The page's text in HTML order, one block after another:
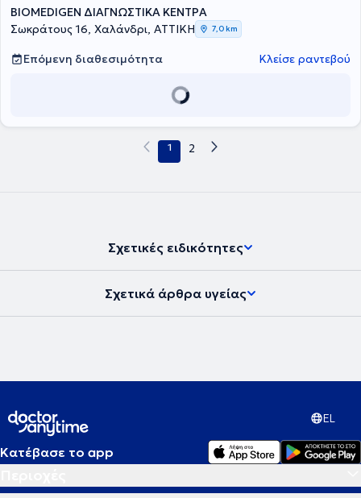
(Παθολογία 2015-2018, Αιματολογία 2019-2023), και
μετεκπαιδευθείς στο μεταπτυχιακό πρόγραμμα σπουδών
"Θρόμβωση - Αιμορραγία - Ιατρική των Μεταγγίσεων. Παρέχει
προσπέλασης, αντιμετώπισης και παρακολούθησης αναιμίας,
και κακόηθων αιματολογικών νοσημάτων αλλά και διαταραχών
αιμόστασης, τόσο σε εργαστηριακό όσο και σε κλινικό επίπεδο.
BIOMEDIGEN ΔΙΑΓΝΩΣΤΙΚΑ ΚΕΝΤΡΑ
Σωκράτους 16, Χαλάνδρι, ΑΤΤΙΚΗ
7,0 km
Επόμενη διαθεσιμότητα Κλείσε ραντεβού
1 2
Σχετικές ειδικότητες
Σχετικά άρθρα υγείας
EL
Κατέβασε το app